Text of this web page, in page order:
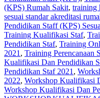
(KPS) Rumah Sakit, training
sesuai standar akreditasi
Pendidikan Staff (KPS)
Training Kualifikasi Staf,
Pendidikan Staf, Training
2021 , Training Perencanaan
Kualifikasi Dan Pendidikan
Pendidikan Staf 2021 ,
2022, Workshop Kualifikasi
Workshop Kualifikasi Dan